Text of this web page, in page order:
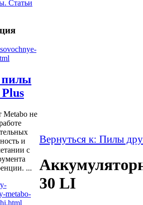
Статьи
пилы
Metabo не
и
с
...
Вернуться к: Пилы
30 LI